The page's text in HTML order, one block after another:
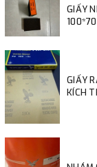
GIẤY
GIẤY
KÍCH